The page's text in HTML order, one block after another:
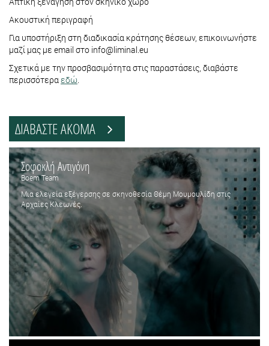
Ακουστική περιγραφή
Για υποστήριξη στη διαδικασία κράτησης θέσεων, επικοινωνήστε
μαζί μας με email στο info@liminal.eu
Σχετικά με την προσβασιμότητα στις παραστάσεις, διαβάστε
περισσότεραεδώ.
ΔΙΑΒΑΣΤΕ ΑΚΟΜΑ
Σοφοκλή Αντιγόνη
Boem Team
Μια ελεγεία εξέγερσης σε σκηνοθεσία Θέμη Μουμουλίδη στις
Αρχαίες Κλεωνές.